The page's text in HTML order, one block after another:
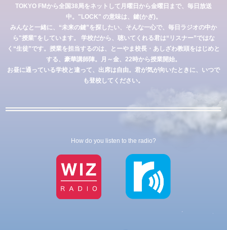
TOKYO FMから全国38局をネットして月曜日から金曜日まで、毎日放送
中。"LOCK" の意味は、鍵(かぎ)。
みんなと一緒に、“未来の鍵”を探したい、そんな一心で、毎日ラジオの中か
ら"授業"をしています。
学校だから、聴いてくれる君は“リスナー”ではな
く“生徒”です。 授業を担当するのは、とーやま校長・あしざわ教頭をはじめと
する、豪華講師陣。月～金、22時から授業開始。
お昼に通っている学校と違って、出席は自由。君が気が向いたときに、いつで
も登校してください。
How do you listen to the radio?